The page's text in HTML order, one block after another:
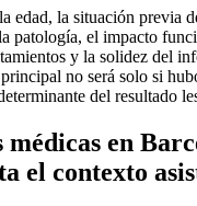
edad, la situación previa
patología, el impacto
y la solidez del
no será solo si
del resultado
médicas en
el contexto